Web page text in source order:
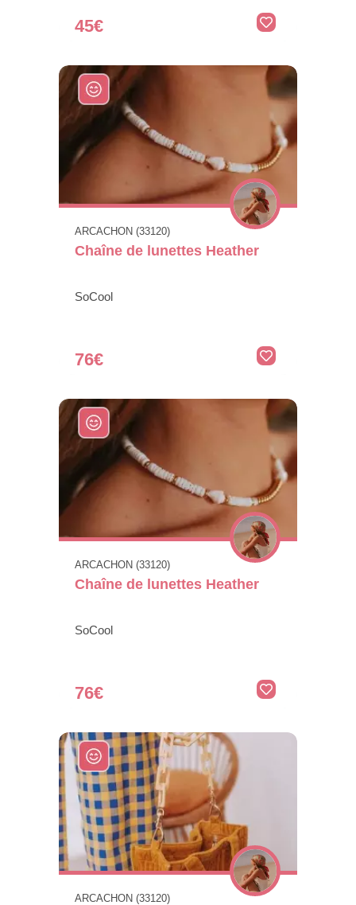
45€
ARCACHON (33120)
Chaîne de lunettes Heather
SoCool
76€
ARCACHON (33120)
Chaîne de lunettes Heather
SoCool
76€
ARCACHON (33120)